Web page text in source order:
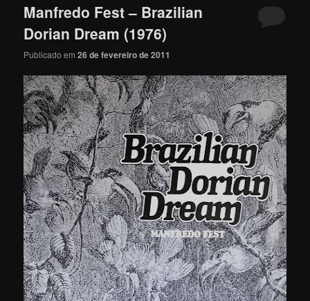
Manfredo Fest – Brazilian
Dorian Dream (1976)
Publicado em26 de fevereiro de 2011